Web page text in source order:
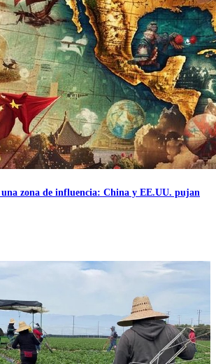
una zona de influencia: China y EE.UU. pujan